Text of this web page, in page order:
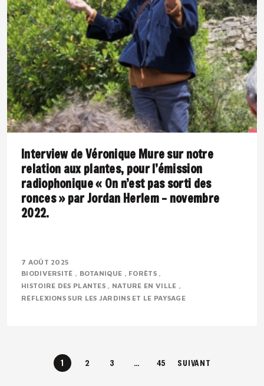
Interview de Véronique Mure sur notre
relation aux plantes, pour l’émission
radiophonique « On n’est pas sorti des
ronces » par Jordan Herlem – novembre
2022.
ingénieure en agronomie tropicale. Passionnée par la
flore méditerranéenne, elle défend depuis..
7 AOÛT 2025
BIODIVERSITÉ
BOTANIQUE
FORÊTS
HISTOIRE DES PLANTES
NATURE EN VILLE
RÉFLEXIONS SUR LES JARDINS ET LE PAYSAGE
1 2 3 … 45 SUIVANT